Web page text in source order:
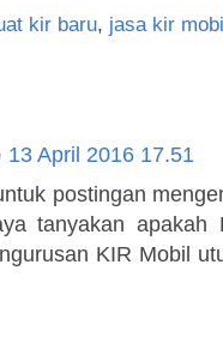
kir baru, jasa kir
13 April 2016 17.51
postingan
tanyakan
KIR Mobil